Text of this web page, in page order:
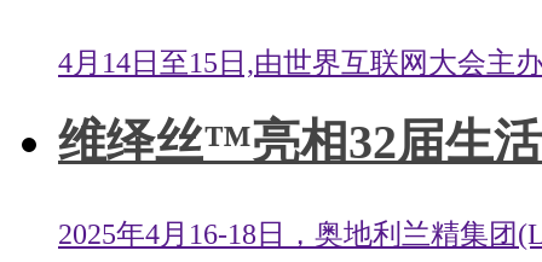
4月14日至15日,由世界互联网大会主
维绎丝™亮相32届生
2025年4月16-18日，奥地利兰精集团